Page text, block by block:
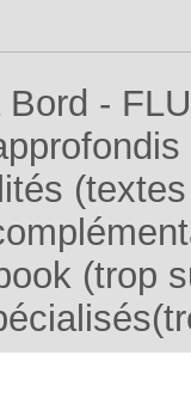
-
(trop